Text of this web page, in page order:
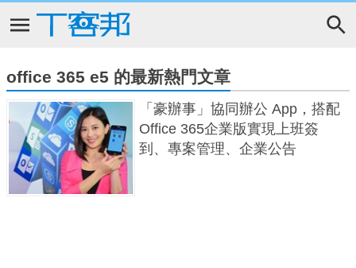
office 365 e5 的最新熱門文章
「豪辦事」協同辦公 App，搭配
Office 365企業版實現上班簽
到、專案管理、企業公告